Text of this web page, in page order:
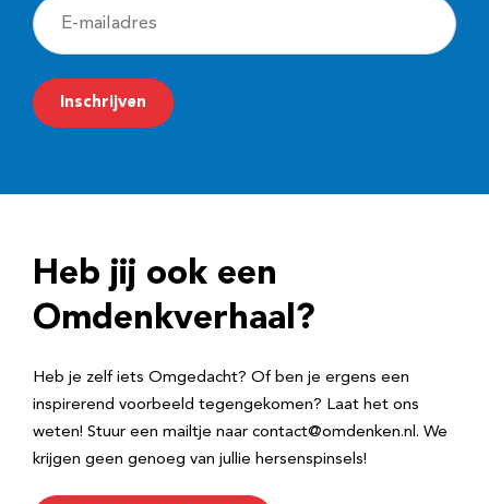
E
-
m
a
r
e
Inschrijven
Heb jij ook een
Omdenkverhaal?
Heb je zelf iets Omgedacht? Of ben je ergens een
inspirerend voorbeeld tegengekomen? Laat het ons
weten! Stuur een mailtje naar contact@omdenken.nl. We
krijgen geen genoeg van jullie hersenspinsels!